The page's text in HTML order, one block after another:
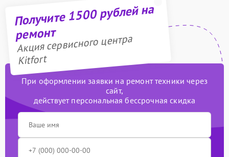
Получите 1500 рублей на
ремонт
Акция сервисного центра
Kitfort
При оформлении заявки на ремонт техники через
сайт,
действует персональная бессрочная скидка